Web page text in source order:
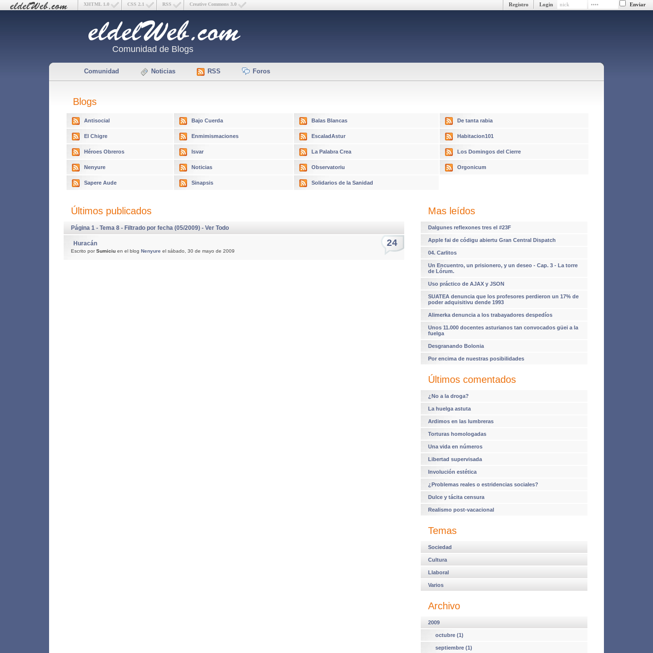
Creative Commons 3.0
RSS
CSS 2.1
XHTML 1.0 Login
Registro
Comunidad de Blogs
Comunidad Noticias RSS Foros
Blogs
Antisocial Bajo Cuerda Balas Blancas De tanta rabia
El Chigre Enmimismaciones EscaladAstur Habitacion101
Héroes Obreros Isvar La Palabra Crea Los Domingos del Cierre
Nenyure Noticias Observatoriu Orgonicum
Sapere Aude Sinapsis Solidarios de la Sanidad
Mas leídos
Dalgunes reflexones tres el #23F
Apple fai de códigu abiertu Gran Central Dispatch
04. Carlitos
Un Encuentro, un prisionero, y un deseo - Cap. 3 - La torre
de Lórum.
Uso práctico de AJAX y JSON
SUATEA denuncia que los profesores perdieron un 17% de
poder adquisitivu dende 1993
Alimerka denuncia a los trabayadores despedíos
Unos 11.000 docentes asturianos tan convocados güei a la
fuelga
Desgranando Bolonia
Por encima de nuestras posibilidades
Últimos comentados
¿No a la droga?
La huelga astuta
Ardimos en las lumbreras
Torturas homologadas
Una vida en números
Libertad supervisada
Involución estética
¿Problemas reales o estridencias sociales?
Dulce y tácita censura
Realismo post-vacacional
Temas
Sociedad
Cultura
Llaboral
Varios
Archivo
2009
octubre (1)
septiembre (1)
Últimos publicados
Página 1 - Tema 8 - Filtrado por fecha (05/2009) - Ver Todo
24
Huracán
Escrito porSumiciuen el blog Nenyureel sábado, 30 de mayo de 2009